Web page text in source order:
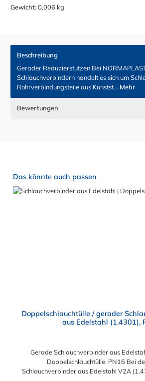
Gewicht:0,006 kg
Beschreibung
Gerader Reduzierstutzen Bei
Schlauchverbindern handelt es sich um
Rohrverbindungsteile aus Kunstst… Mehr
Bewertungen
Produktgalerie überspringen
Das könnte auch passen
Doppelschlauchtülle / gerader
aus Edelstahl (1.4301),
Gerade Schlauchverbinder aus
Doppelschlauchtülle, PN16 Bei
Schlauchverbinder aus Edelstahl V2A